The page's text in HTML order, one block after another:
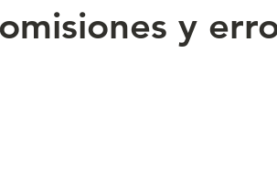
y